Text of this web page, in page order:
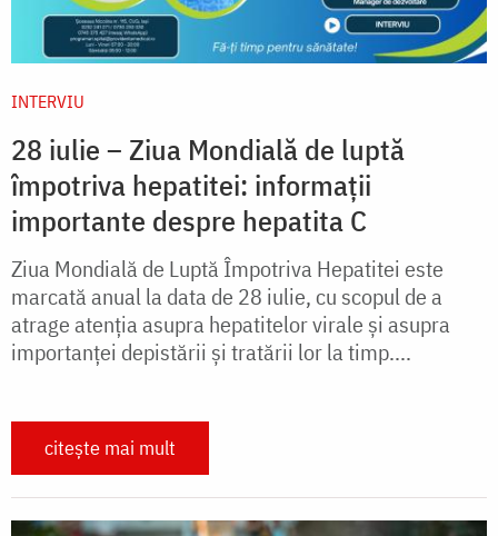
INTERVIU
28 iulie – Ziua Mondială de luptă
împotriva hepatitei: informații
importante despre hepatita C
Ziua Mondială de Luptă Împotriva Hepatitei este
marcată anual la data de 28 iulie, cu scopul de a
atrage atenția asupra hepatitelor virale și asupra
importanței depistării și tratării lor la timp....
citește mai mult